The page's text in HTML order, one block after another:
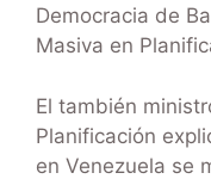
Democracia de
Masiva en
El también
Planificación
en Venezuela se